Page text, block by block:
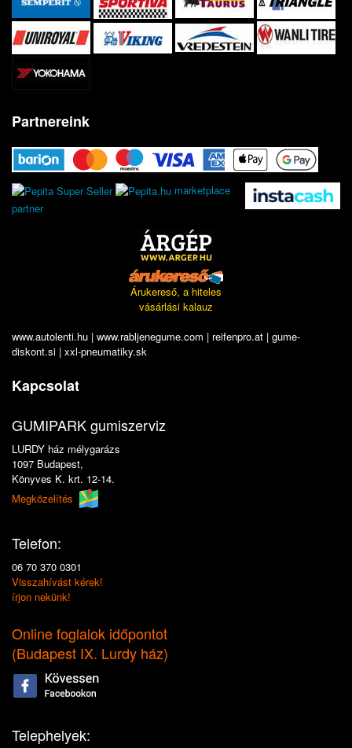
Partnereink
marketplace
partner
Árukereső, a hiteles
vásárlási kalauz
www.autolenti.hu | www.rabljenegume.com | reifenpro.at | gume-
diskont.si | xxl-pneumatiky.sk
Kapcsolat
GUMIPARK gumiszerviz
LURDY ház mélygarázs
1097 Budapest,
Könyves K. krt. 12-14.
Megközelítés
Telefon:
06 70 370 0301
Visszahívást kérek!
írjon nekünk!
Online foglalok időpontot
(Budapest IX. Lurdy ház)
Telephelyek: